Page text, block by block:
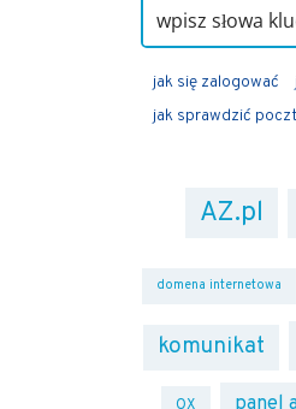
jak się zalogować
jak sprawdzić
AZ.pl
domena internetowa
komunikat